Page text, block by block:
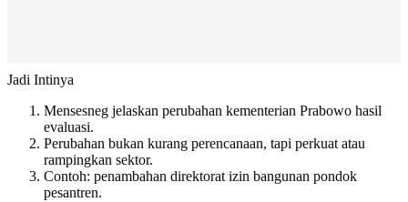
Jadi Intinya
Mensesneg jelaskan perubahan kementerian Prabowo hasil
evaluasi.
Perubahan bukan kurang perencanaan, tapi perkuat atau
rampingkan sektor.
Contoh: penambahan direktorat izin bangunan pondok
pesantren.